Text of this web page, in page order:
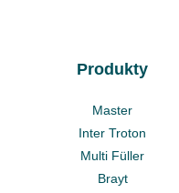
Produkty
Master
Inter Troton
Multi Füller
Brayt